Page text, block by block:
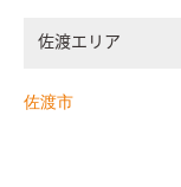
佐渡エリア
佐渡市